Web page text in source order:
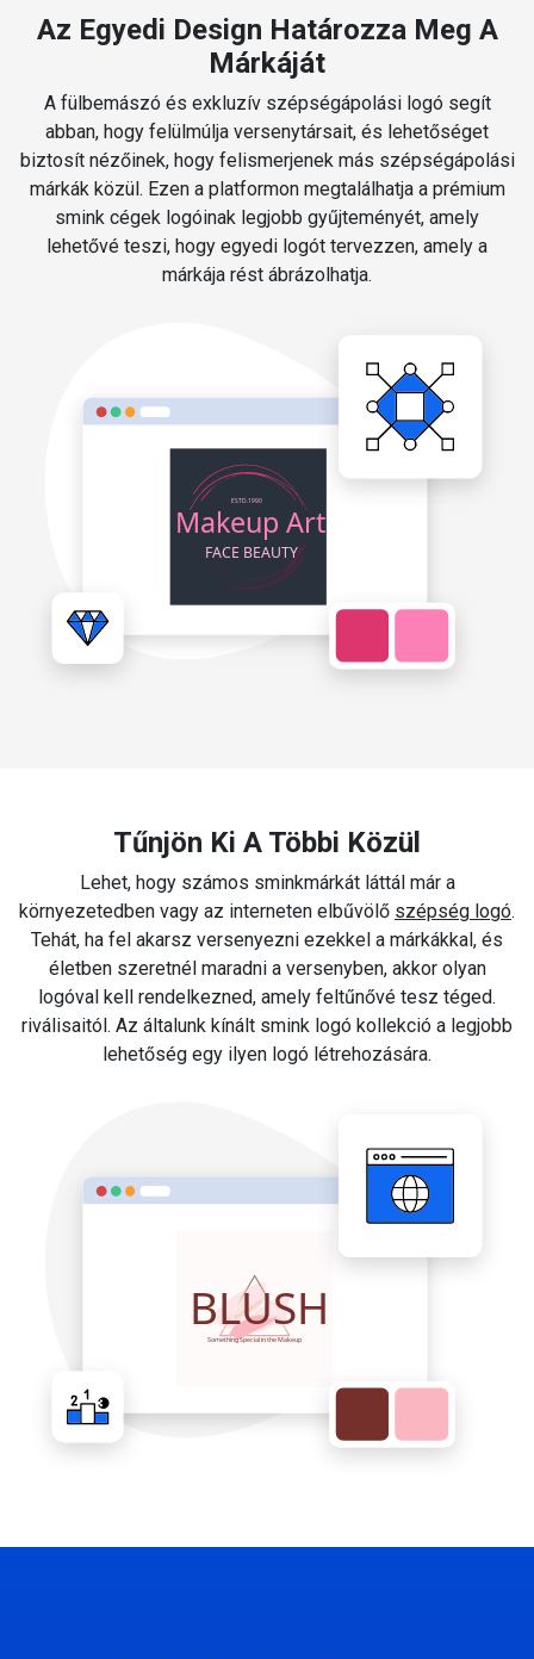
Az Egyedi Design Határozza Meg A
Márkáját
A fülbemászó és exkluzív szépségápolási logó segít
abban, hogy felülmúlja versenytársait, és lehetőséget
biztosít nézőinek, hogy felismerjenek más szépségápolási
márkák közül. Ezen a platformon megtalálhatja a prémium
smink cégek logóinak legjobb gyűjteményét, amely
lehetővé teszi, hogy egyedi logót tervezzen, amely a
márkája rést ábrázolhatja.
Tűnjön Ki A Többi Közül
Lehet, hogy számos sminkmárkát láttál már a
környezetedben vagy az interneten elbűvölő szépség logó.
Tehát, ha fel akarsz versenyezni ezekkel a márkákkal, és
életben szeretnél maradni a versenyben, akkor olyan
logóval kell rendelkezned, amely feltűnővé tesz téged.
riválisaitól. Az általunk kínált smink logó kollekció a legjobb
lehetőség egy ilyen logó létrehozására.